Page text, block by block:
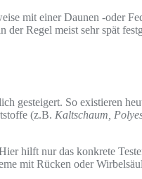
mit einer Daunen -oder
Regel meist sehr spät
gesteigert. So existieren
(z.B. Kaltschaum,
hilft nur das konkrete
mit Rücken oder